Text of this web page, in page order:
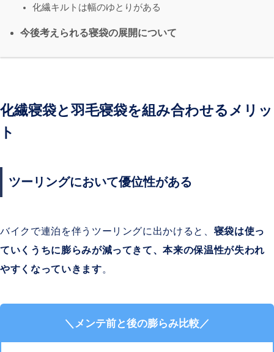
化繊キルトは幅のゆとりがある
今後考えられる寝袋の展開について
化繊寝袋と羽毛寝袋を組み合わせるメリッ
ト
ツーリングにおいて優位性がある
バイクで連泊を伴うツーリングに出かけると、 寝袋は使っ
ていくうちに膨らみが減ってきて、本来の保温性が失われ
やすくなっていきます。
＼メンテ前と後の膨らみ比較／